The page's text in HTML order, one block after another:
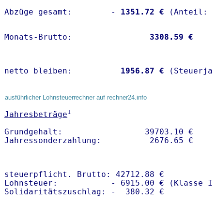
Abzüge gesamt:        -
1351.72 €
Monats-Brutto: 3308.59 €
netto bleiben: 1956.87 €
ausführlicher Lohnsteuerrechner auf rechner24.info
Jahresbeträge1
Grundgehalt:                 39703.10 €
steuerpflicht. Brutto: 42712.88 €
Lohnsteuer:           - 6915.00 € (Klasse I)
Solidaritätszuschlag: -  380.32 €